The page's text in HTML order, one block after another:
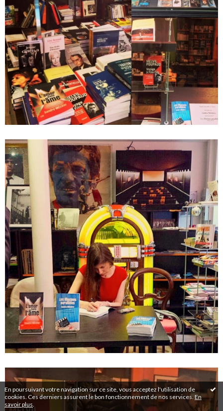
En poursuivant votre navigation sur ce site, vous acceptez l'utilisation de
cookies. Ces derniers assurent le bon fonctionnement de nos services.En
savoir plus